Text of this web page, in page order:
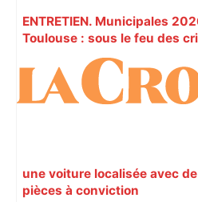
ENTRETIEN. Municipales
Toulouse : sous le feu des
Briançon assume son
Piquemal, "ce n’est pas un
postes" – ladepeche.fr
une voiture localisée avec
pièces à conviction